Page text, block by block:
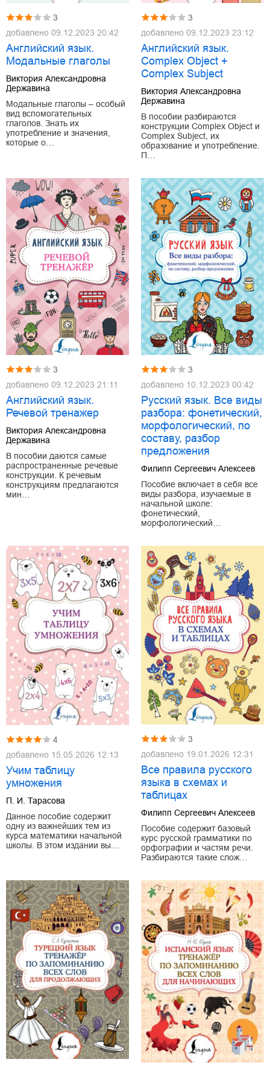
3
добавлено 09.12.2023 20:42
Английский язык.
Модальные глаголы
Виктория Александровна
Державина
Модальные глаголы – особый
вид вспомогательных
глаголов. Знать их
употребление и значения,
которые о…
3
добавлено 09.12.2023 23:12
Английский язык.
Complex Object +
Complex Subject
Виктория Александровна
Державина
В пособии разбираются
конструкции Complex Object и
Complex Subject, их
образование и употребление.
П…
3
добавлено 09.12.2023 21:11
Английский язык.
Речевой тренажер
Виктория Александровна
Державина
В пособии даются самые
распространенные речевые
конструкции. К речевым
конструкциям предлагаются
мин…
3
добавлено 10.12.2023 00:42
Русский язык. Все виды
разбора: фонетический,
морфологический, по
составу, разбор
предложения
Филипп Сергеевич Алексеев
Пособие включает в себя все
виды разбора, изучаемые в
начальной школе:
фонетический,
морфологический…
4
добавлено 15.05.2026 12:13
Учим таблицу
умножения
П. И. Тарасова
Данное пособие содержит
одну из важнейших тем из
курса математики начальной
школы. В этом издании вы…
3
добавлено 19.01.2026 12:31
Все правила русского
языка в схемах и
таблицах
Филипп Сергеевич Алексеев
Пособие содержит базовый
курс русской грамматики по
орфографии и частям речи.
Разбираются такие слож…